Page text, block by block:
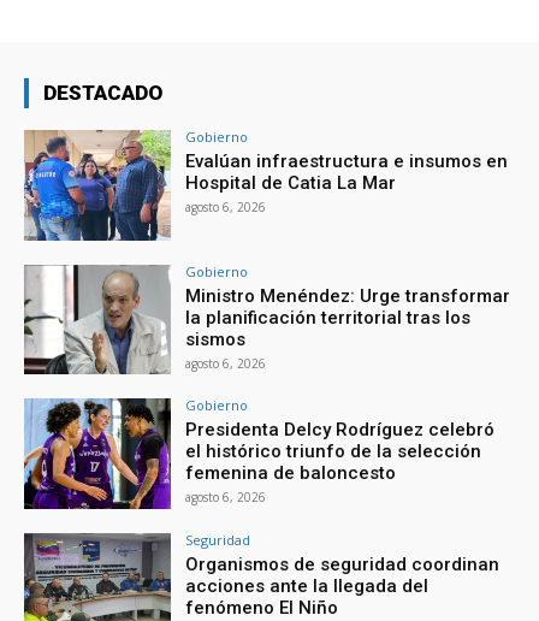
DESTACADO
Gobierno
Evalúan infraestructura e insumos en
Hospital de Catia La Mar
agosto 6, 2026
Gobierno
Ministro Menéndez: Urge transformar
la planificación territorial tras los
sismos
agosto 6, 2026
Gobierno
Presidenta Delcy Rodríguez celebró
el histórico triunfo de la selección
femenina de baloncesto
agosto 6, 2026
Seguridad
Organismos de seguridad coordinan
acciones ante la llegada del
fenómeno El Niño